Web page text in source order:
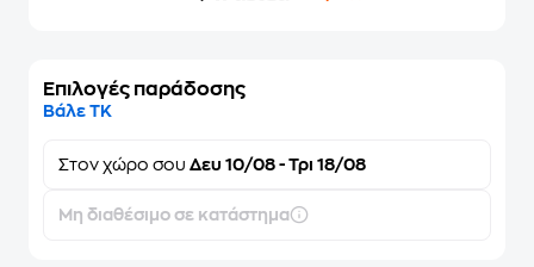
Επιλογές παράδοσης
Βάλε ΤΚ
Στον χώρο σου Δευ 10/08 - Τρι 18/08
Μη διαθέσιμο σε κατάστημα